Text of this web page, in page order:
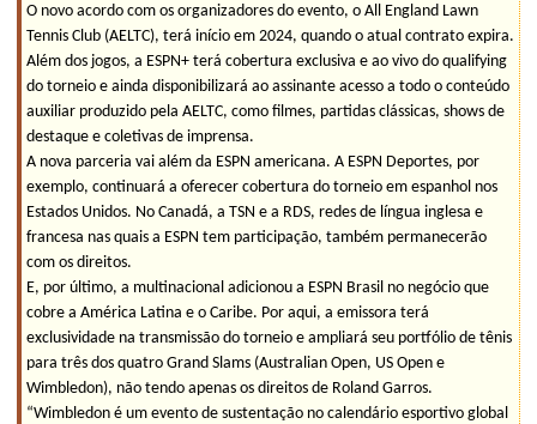
O novo acordo com os organizadores do evento, o All England Lawn
Tennis Club (AELTC), terá início em 2024, quando o atual contrato expira.
Além dos jogos, a ESPN+ terá cobertura exclusiva e ao vivo do qualifying
do torneio e ainda disponibilizará ao assinante acesso a todo o conteúdo
auxiliar produzido pela AELTC, como filmes, partidas clássicas, shows de
destaque e coletivas de imprensa.
A nova parceria vai além da ESPN americana. A ESPN Deportes, por
exemplo, continuará a oferecer cobertura do torneio em espanhol nos
Estados Unidos. No Canadá, a TSN e a RDS, redes de língua inglesa e
francesa nas quais a ESPN tem participação, também permanecerão
com os direitos.
E, por último, a multinacional adicionou a ESPN Brasil no negócio que
cobre a América Latina e o Caribe. Por aqui, a emissora terá
exclusividade na transmissão do torneio e ampliará seu portfólio de tênis
para três dos quatro Grand Slams (Australian Open, US Open e
Wimbledon), não tendo apenas os direitos de Roland Garros.
“Wimbledon é um evento de sustentação no calendário esportivo global